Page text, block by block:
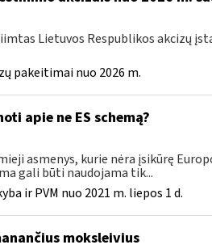
Lietuvos Respublikos akcizų
pakeitimai nuo 2026 m.
apie ne ES schemą?
asmenys, kurie nėra įsikūrę
gali būti naudojama tik...
ir PVM nuo 2021 m. liepos 1 d.
moksleivius